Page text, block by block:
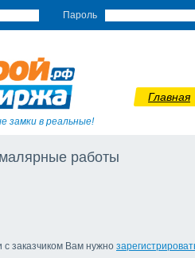
Пароль
замки в реальные!
Главная
работы
с заказчиком Вам нужно